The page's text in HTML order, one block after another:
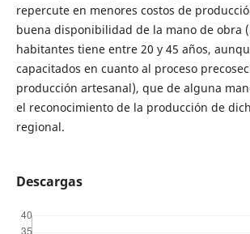
repercute en menores costos de
buena disponibilidad de la mano de obra
habitantes tiene entre 20 y 45 años,
capacitados en cuanto al proceso
producción artesanal), que de alguna
el reconocimiento de la producción de
regional.
Descargas